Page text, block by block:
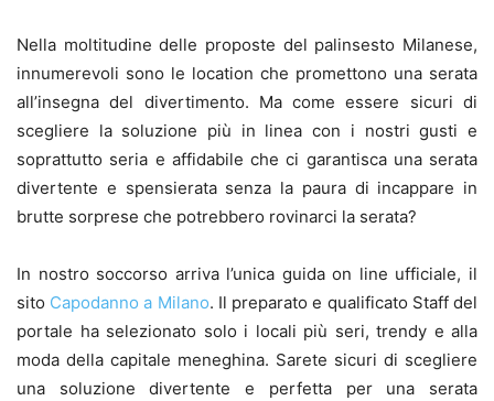
Nella moltitudine delle proposte del palinsesto Milanese,
innumerevoli sono le location che promettono una serata
all’insegna del divertimento. Ma come essere sicuri di
scegliere la soluzione più in linea con i nostri gusti e
soprattutto seria e affidabile che ci garantisca una serata
divertente e spensierata senza la paura di incappare in
brutte sorprese che potrebbero rovinarci la serata?
In nostro soccorso arriva l’unica guida on line ufficiale, il
sito Capodanno a Milano. Il preparato e qualificato Staff del
portale ha selezionato solo i locali più seri, trendy e alla
moda della capitale meneghina. Sarete sicuri di scegliere
una soluzione divertente e perfetta per una serata